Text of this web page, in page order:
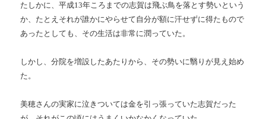
たしかに、平成13年ころまでの志賀は飛ぶ鳥を落とす勢いという
か、たとえそれが誰かにやらせて自分が額に汗せずに得たもので
あったとしても、その生活は非常に潤っていた。
しかし、分院を増設したあたりから、その勢いに翳りが見え始め
た。
美穂さんの実家に泣きついては金を引っ張っていた志賀だった